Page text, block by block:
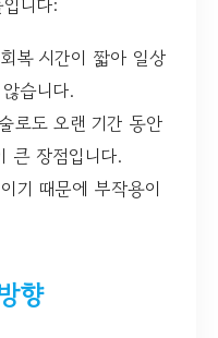
니다:
복 시간이 짧아 일상
습니다.
로도 오랜 기간 동안
큰 장점입니다.
기 때문에 부작용이
향